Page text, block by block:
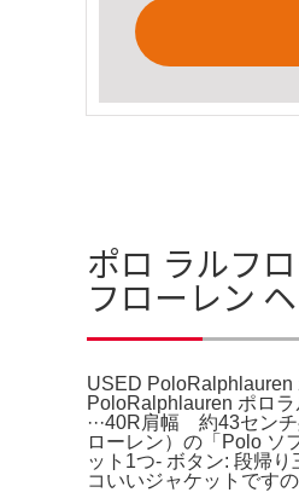
ポロ ラルフ
フローレン
USED PoloRalphlauren
PoloRalphlauren ポロ
···40R肩幅 約43セン
ローレン）の「Polo ソ
ット1つ- ボタン: 段帰
コいいジャケットです